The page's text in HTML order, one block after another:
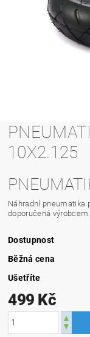
10X2.125
Náhradní pneumatika
doporučená výrobcem.
Dostupnost
Běžná cena
Ušetříte
499 Kč